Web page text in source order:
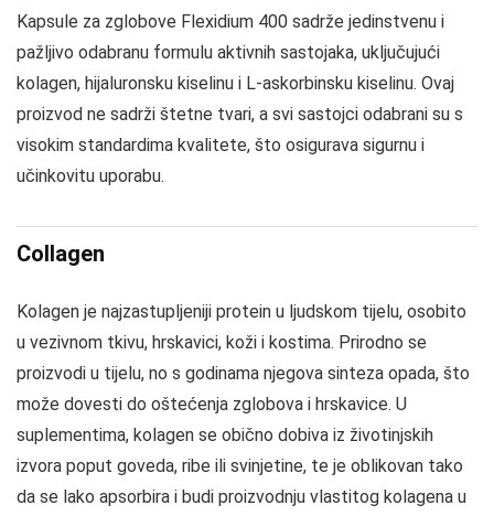
Kapsule za zglobove Flexidium 400 sadrže jedinstvenu i
pažljivo odabranu formulu aktivnih sastojaka, uključujući
kolagen, hijaluronsku kiselinu i L-askorbinsku kiselinu. Ovaj
proizvod ne sadrži štetne tvari, a svi sastojci odabrani su s
visokim standardima kvalitete, što osigurava sigurnu i
učinkovitu uporabu.
Collagen
Kolagen je najzastupljeniji protein u ljudskom tijelu, osobito
u vezivnom tkivu, hrskavici, koži i kostima. Prirodno se
proizvodi u tijelu, no s godinama njegova sinteza opada, što
može dovesti do oštećenja zglobova i hrskavice. U
suplementima, kolagen se obično dobiva iz životinjskih
izvora poput goveda, ribe ili svinjetine, te je oblikovan tako
da se lako apsorbira i budi proizvodnju vlastitog kolagena u